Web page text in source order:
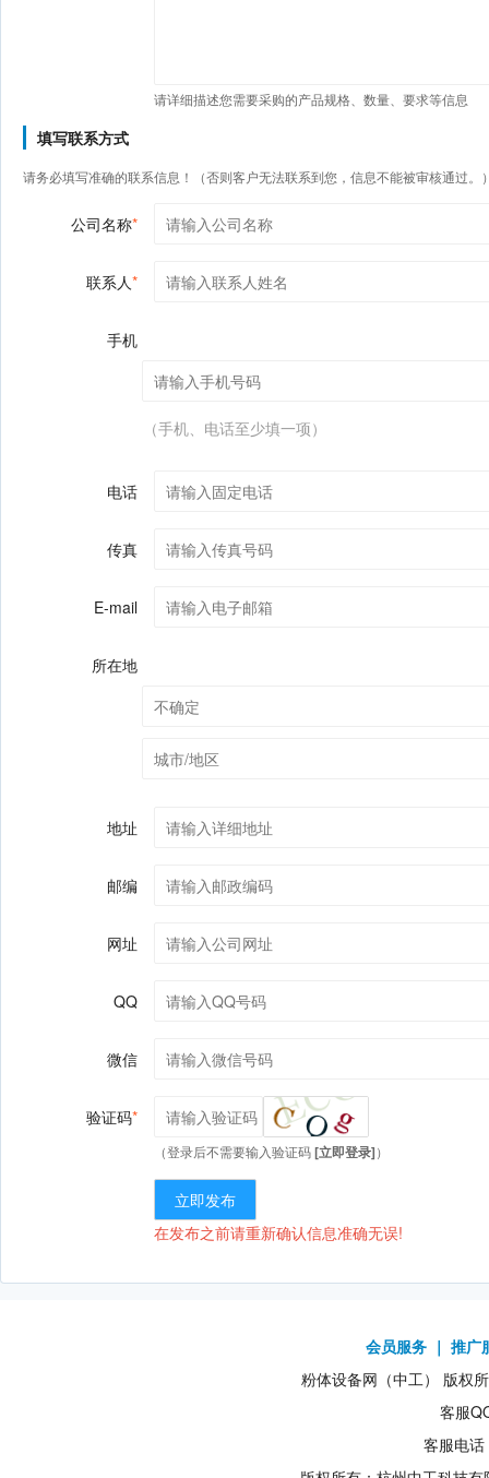
请详细描述您需要采购的产品规格、数量、要求等信息
填写联系方式
请务必填写准确的联系信息！（否则客户无法联系到您，信息不能被审核通过。
公司名称*
联系人*
手机
（手机、电话至少填一项）
电话
传真
E-mail
所在地
地址
邮编
网址
QQ
微信
验证码*
（登录后不需要输入验证码[立即登录]）
立即发布
在发布之前请重新确认信息准确无误!
会员服务 ｜ 推广
粉体设备网（中工） 版权
客服
客服电